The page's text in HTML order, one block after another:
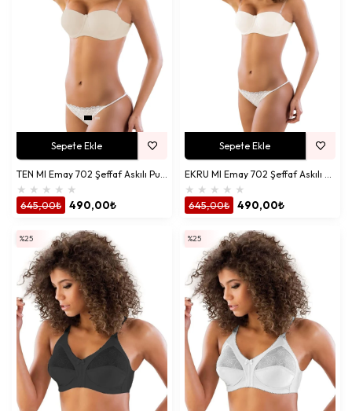
TEN MI Emay 702 Şeffaf Askılı Push-Up Sütyen
★ ★ ★ ★ ★
490,00₺
645,00₺
Sepete Ekle
EKRU MI Emay 702 Şeffaf Askılı Push-Up Sütyen
★ ★ ★ ★ ★
490,00₺
645,00₺
Sepete Ekle
%25 %25